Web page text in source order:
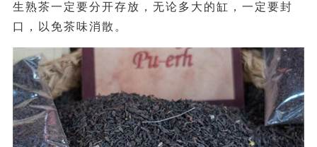
生熟茶一定要分开存放，无论多大的缸，一定要封
口，以免茶味消散。